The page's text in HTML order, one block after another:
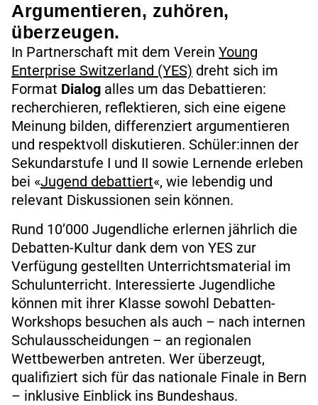
Argumentieren, zuhören,
überzeugen.
In Partnerschaft mit dem Verein Young
Enterprise Switzerland (YES) dreht sich im
Format Dialog alles um das Debattieren:
recherchieren, reflektieren, sich eine eigene
Meinung bilden, differenziert argumentieren
und respektvoll diskutieren. Schüler:innen der
Sekundarstufe I und II sowie Lernende erleben
bei «Jugend debattiert«, wie lebendig und
relevant Diskussionen sein können.
Rund 10’000 Jugendliche erlernen jährlich die
Debatten-Kultur dank dem von YES zur
Verfügung gestellten Unterrichtsmaterial im
Schulunterricht. Interessierte Jugendliche
können mit ihrer Klasse sowohl Debatten-
Workshops besuchen als auch – nach internen
Schulausscheidungen – an regionalen
Wettbewerben antreten. Wer überzeugt,
qualifiziert sich für das nationale Finale in Bern
– inklusive Einblick ins Bundeshaus.